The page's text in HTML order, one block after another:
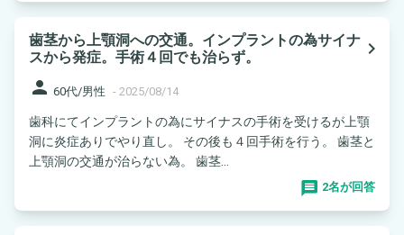
歯茎から上顎洞への交通。インプラントの為サイナ
スから発症。手術４回でも治らず。
navigate_next
person 60代/男性 - 2025/08/14
歯科にてインプラントの為にサイナスの手術を受けるが上顎
洞に炎症ありでやり直し。 その後も４回手術を行う。 歯茎と
上顎洞の交通が治らない為。 歯茎...
2名が回答